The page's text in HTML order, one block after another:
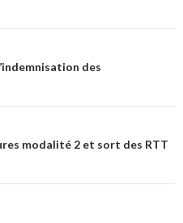
des
modalité 2 et sort des RTT